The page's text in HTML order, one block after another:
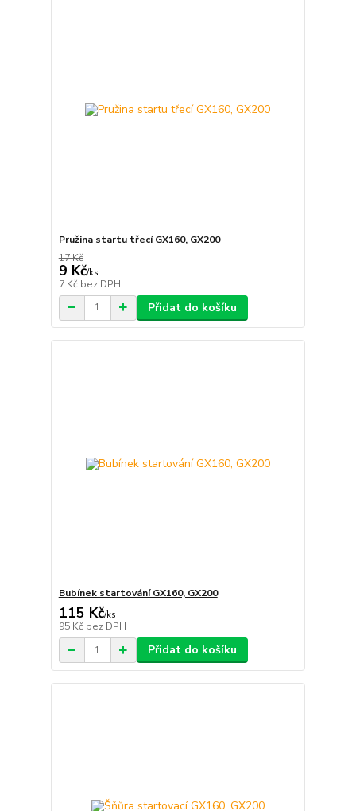
Pružina startu třecí GX160, GX200
17 Kč
9 Kč/ks
7 Kč bez DPH
Přidat do košíku
Bubínek startování GX160, GX200
115 Kč/ks
95 Kč bez DPH
Přidat do košíku